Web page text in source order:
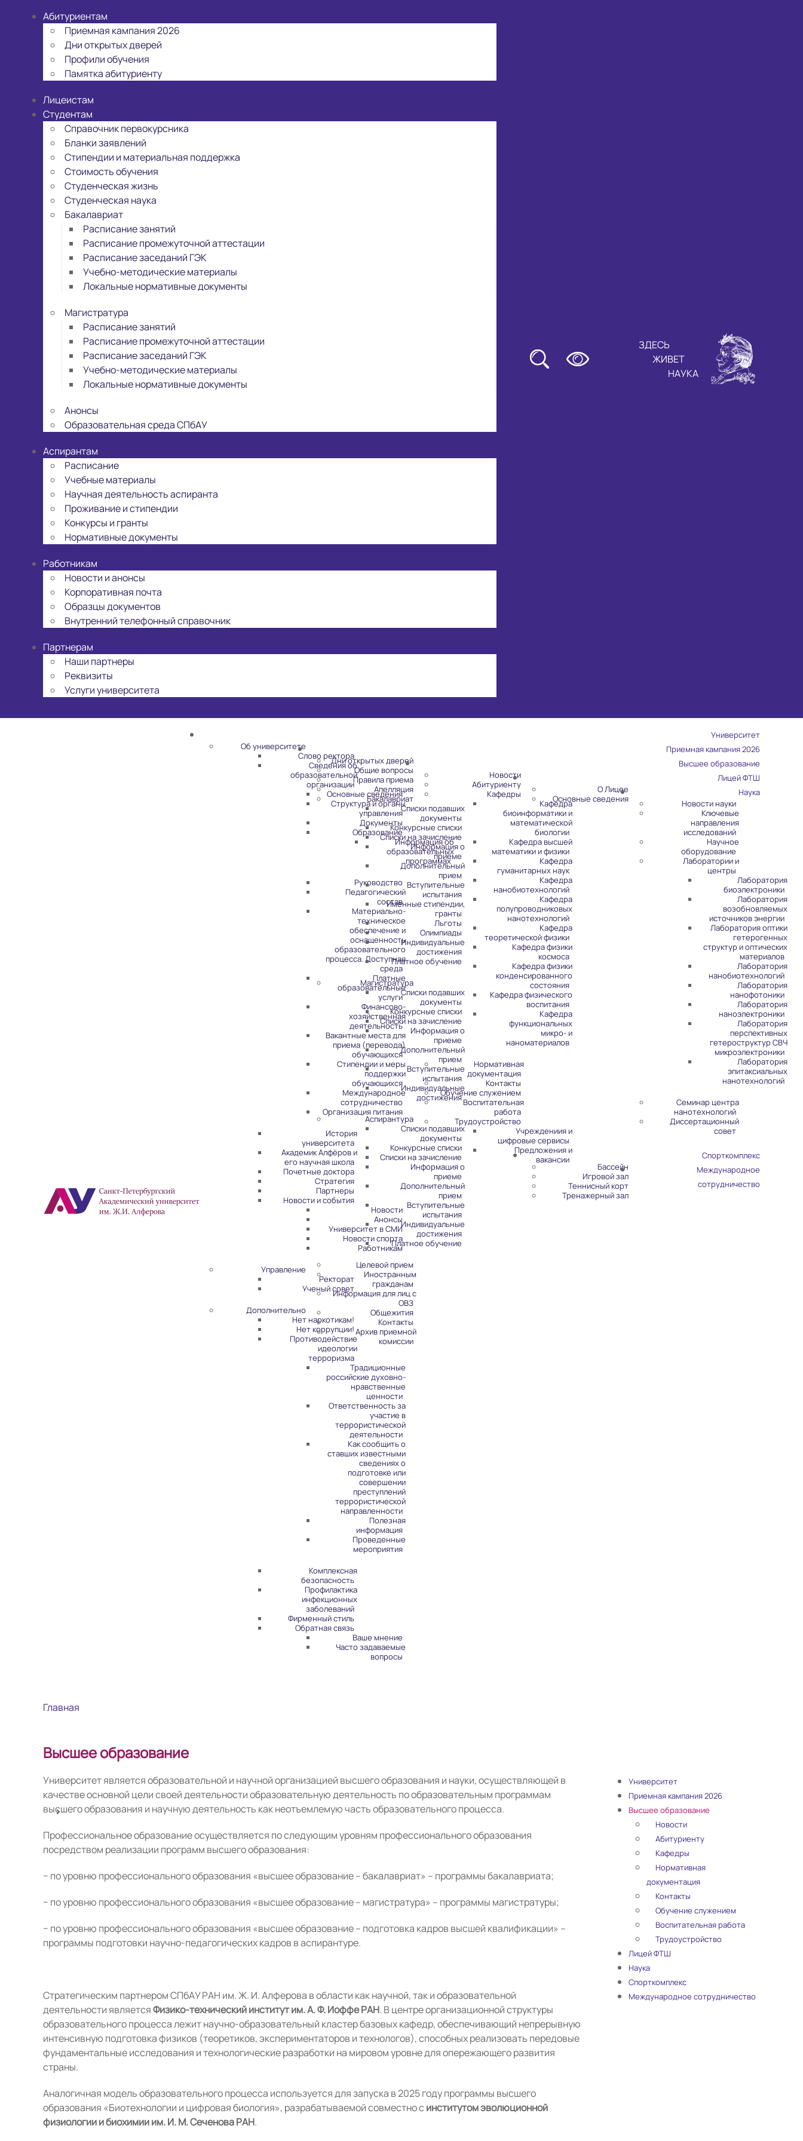
Абитуриентам
Приемная кампания 2026
Дни открытых дверей
Профили обучения
Памятка абитуриенту
Лицеистам
Студентам
Справочник первокурсника
Бланки заявлений
Стипендии и материальная поддержка
Стоимость обучения
Студенческая жизнь
Студенческая наука
Бакалавриат
Расписание занятий
Расписание промежуточной аттестации
Расписание заседаний ГЭК
Учебно-методические материалы
Локальные нормативные документы
Магистратура
Расписание занятий
Расписание промежуточной аттестации
Расписание заседаний ГЭК
Учебно-методические материалы
Локальные нормативные документы
Анонсы
Образовательная среда СПбАУ
Аспирантам
Расписание
Учебные материалы
Научная деятельность аспиранта
Проживание и стипендии
Конкурсы и гранты
Нормативные документы
Работникам
Новости и анонсы
Корпоративная почта
Образцы документов
Внутренний телефонный справочник
Партнерам
Наши партнеры
Реквизиты
Услуги университета
ЗДЕСЬ
ЖИВЕТ
НАУКА
Университет
Об университете
Слово ректора
Сведения об
образовательной
организации
Основные сведения
Структура и органы
управления
Документы
Образование
Информация об
образовательных
программах
Руководство
Педагогический
состав
Материально-
техническое
обеспечение и
оснащенность
образовательного
процесса. Доступная
среда
Платные
образовательные
услуги
Финансово-
хозяйственная
деятельность
Вакантные места для
приема (перевода)
обучающихся
Стипендии и меры
поддержки
обучающихся
Международное
сотрудничество
Организация питания
История
университета
Академик Алфёров и
его научная школа
Почетные доктора
Стратегия
Партнеры
Новости и события
Новости
Анонсы
Университет в СМИ
Новости спорта
Работникам
Управление
Ректорат
Ученый совет
Дополнительно
Нет наркотикам!
Нет коррупции!
Противодействие
идеологии
терроризма
Традиционные
российские духовно-
нравственные
ценности
Ответственность за
участие в
террористической
деятельности
Как сообщить о
ставших известными
сведениях о
подготовке или
совершении
преступлений
террористической
направленности
Полезная
информация
Проведенные
мероприятия
Комплексная
безопасность
Профилактика
инфекционных
заболеваний
Фирменный стиль
Обратная связь
Ваше мнение
Часто задаваемые
вопросы
Приемная кампания 2026
Дни открытых дверей
Общие вопросы
Правила приема
Апелляция
Бакалавриат
Списки подавших
документы
Конкурсные списки
Списки на зачисление
Информация о
приеме
Дополнительный
прием
Вступительные
испытания
Именные стипендии,
гранты
Льготы
Олимпиады
Индивидуальные
достижения
Платное обучение
Магистратура
Списки подавших
документы
Конкурсные списки
Списки на зачисление
Информация о
приеме
Дополнительный
прием
Вступительные
испытания
Индивидуальные
достижения
Аспирантура
Списки подавших
документы
Конкурсные списки
Списки на зачисление
Информация о
приеме
Дополнительный
прием
Вступительные
испытания
Индивидуальные
достижения
Платное обучение
Целевой прием
Иностранным
гражданам
Информация для лиц с
ОВЗ
Общежития
Контакты
Архив приемной
комиссии
Высшее образование
Новости
Абитуриенту
Кафедры
Кафедра
биоинформатики и
математической
биологии
Кафедра высшей
математики и физики
Кафедра
гуманитарных наук
Кафедра
нанобиотехнологий
Кафедра
полупроводниковых
нанотехнологий
Кафедра
теоретической физики
Кафедра физики
космоса
Кафедра физики
конденсированного
состояния
Кафедра физического
воспитания
Кафедра
функциональных
микро- и
наноматериалов
Нормативная
документация
Контакты
Обучение служением
Воспитательная
работа
Трудоустройство
Учреждениия и
цифровые сервисы
Предложения и
вакансии
Лицей ФТШ
О Лицее
Основные сведения
Наука
Новости науки
Ключевые
направления
исследований
Научное
оборудование
Лаборатории и
центры
Лаборатория
биоэлектроники
Лаборатория
возобновляемых
источников энергии
Лаборатория оптики
гетерогенных
структур и оптических
материалов
Лаборатория
нанобиотехнологий
Лаборатория
нанофотоники
Лаборатория
наноэлектроники
Лаборатория
перспективных
гетероструктур СВЧ
микроэлектроники
Лаборатория
эпитаксиальных
нанотехнологий
Семинар центра
нанотехнологий
Диссертационный
совет
Спорткомплекс
Бассейн
Игровой зал
Теннисный корт
Тренажерный зал
Международное
сотрудничество
Главная
Высшее образование
Университет является образовательной и научной организацией высшего образования и науки, осуществляющей в
качестве основной цели своей деятельности образовательную деятельность по образовательным программам
высшего образования и научную деятельность как неотъемлемую часть образовательного процесса.
Профессиональное образование осуществляется по следующим уровням профессионального образования
посредством реализации программ высшего образования:
− по уровню профессионального образования «высшее образование – бакалавриат» – программы бакалавриата;
− по уровню профессионального образования «высшее образование – магистратура» – программы магистратуры;
− по уровню профессионального образования «высшее образование – подготовка кадров высшей квалификации» –
программы подготовки научно-педагогических кадров в аспирантуре.
Стратегическим партнером СПбАУ РАН им. Ж. И. Алферова в области как научной, так и образовательной
деятельности являетсяФизико-технический институт им. А. Ф. Иоффе РАН. В центре организационной структуры
образовательного процесса лежит научно-образовательный кластер базовых кафедр, обеспечивающий непрерывную
интенсивную подготовка физиков (теоретиков, экспериментаторов и технологов), способных реализовать передовые
фундаментальные исследования и технологические разработки на мировом уровне для опережающего развития
страны.
Аналогичная модель образовательного процесса используется для запуска в 2025 году программы высшего
образования «Биотехнологии и цифровая биология», разрабатываемой совместно с институтом эволюционной
физиологии и биохимии им. И. М. Сеченова РАН.
Университет
Приемная кампания 2026
Высшее образование
Новости
Абитуриенту
Кафедры
Нормативная
документация
Контакты
Обучение служением
Воспитательная работа
Трудоустройство
Лицей ФТШ
Наука
Спорткомплекс
Международное сотрудничество